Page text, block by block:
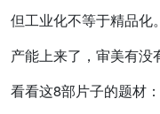
但工业化不等于精品化。
产能上来了，审美有没
看看这8部片子的题材